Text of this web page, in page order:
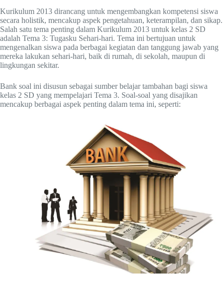
Kurikulum 2013 dirancang untuk mengembangkan kompetensi siswa
secara holistik, mencakup aspek pengetahuan, keterampilan, dan sikap.
Salah satu tema penting dalam Kurikulum 2013 untuk kelas 2 SD
adalah Tema 3: Tugasku Sehari-hari. Tema ini bertujuan untuk
mengenalkan siswa pada berbagai kegiatan dan tanggung jawab yang
mereka lakukan sehari-hari, baik di rumah, di sekolah, maupun di
lingkungan sekitar.
Bank soal ini disusun sebagai sumber belajar tambahan bagi siswa
kelas 2 SD yang mempelajari Tema 3. Soal-soal yang disajikan
mencakup berbagai aspek penting dalam tema ini, seperti: